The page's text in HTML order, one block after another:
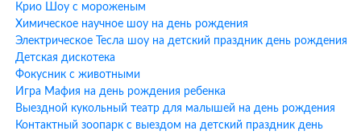
Что входит в программу
аниматора у метро Битцевский
парк
Профессиональная музыкальная колонка
Интерактивные игры и конкурсы (30-40 минут активной
Крио Шоу с мороженым
Химическое научное шоу на день рождения
Электрическое Тесла шоу на детский праздник день рождения
Детская дискотека
Фокусник с животными
Игра Мафия на день рождения ребенка
Выездной кукольный театр для малышей на день рождения
Контактный зоопарк с выездом на детский праздник день